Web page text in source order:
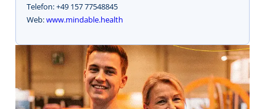
Telefon: +49 157 77548845
Web:www.mindable.health